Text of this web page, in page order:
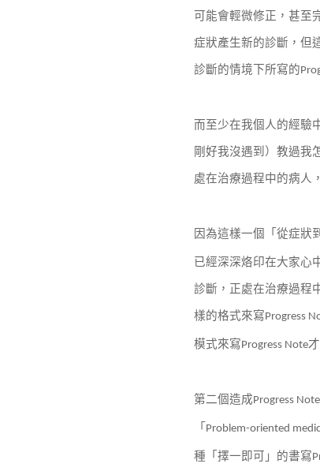
可能會輕微修正，甚至
症狀產生新的診斷，但
診斷的情境下所寫的
而至少在我個人的經驗
剛好我沒遇到）教過我
處在治療過程中的病人
因為這樣一個「從症狀
已經深深烙印在大家心
診斷，正處在治療過程
樣的格式來寫 Progress
模式來寫 Progress Note
第二個造成 Progress Note
「 Problem-oriented
種「擇一即可」的書寫